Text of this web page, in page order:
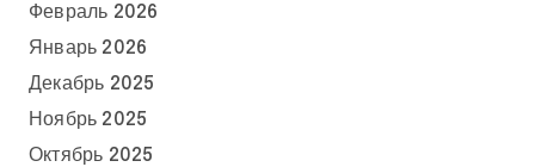
Февраль 2026
Январь 2026
Декабрь 2025
Ноябрь 2025
Октябрь 2025